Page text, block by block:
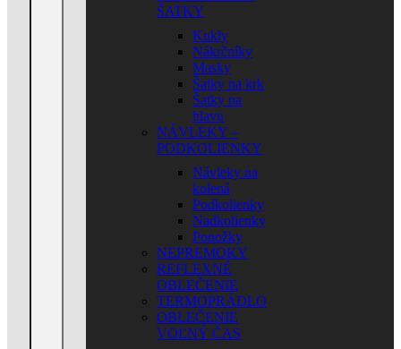
ŠATKY
Kukly
Nákrčníky
Masky
Šatky na krk
Šatky na
hlavu
NÁVLEKY –
PODKOLIENKY
Návleky na
kolená
Podkolienky
Nadkolienky
Ponožky
NEPREMOKY
REFLEXNÉ
OBLEČENIE
TERMOPRÁDLO
OBLEČENIE
VOĽNÝ ČAS